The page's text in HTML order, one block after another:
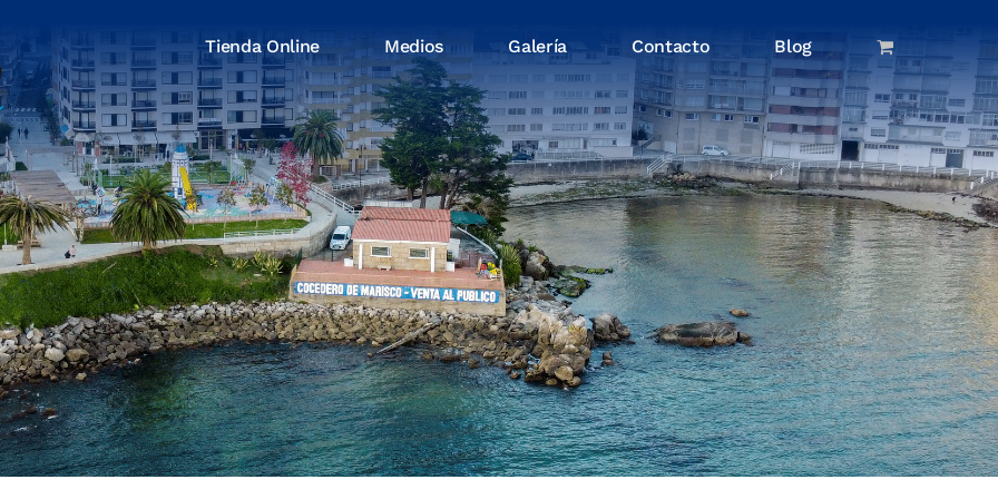
Tienda Online Medios Galería Contacto Blog